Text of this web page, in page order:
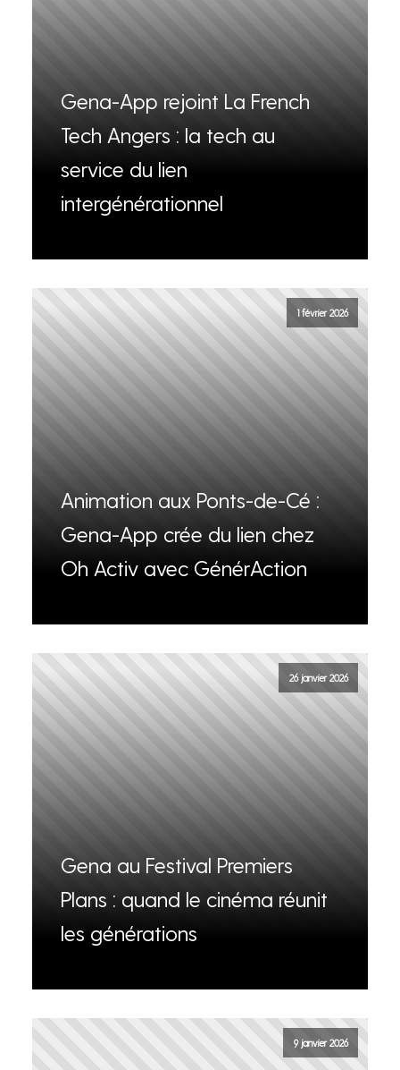
Gena-App rejoint La French
Tech Angers : la tech au
service du lien
intergénérationnel
1 février 2026
Animation aux Ponts-de-Cé :
Gena-App crée du lien chez
Oh Activ avec GénérAction
26 janvier 2026
Gena au Festival Premiers
Plans : quand le cinéma réunit
les générations
9 janvier 2026